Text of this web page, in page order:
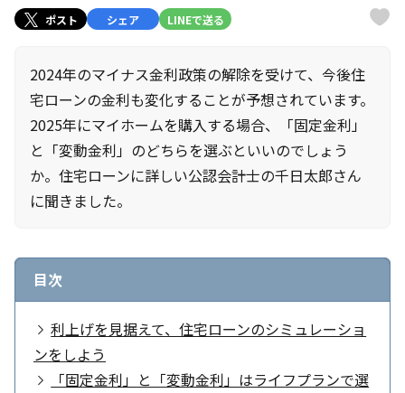
ポスト シェア LINEで送る
2024年のマイナス金利政策の解除を受けて、今後住
宅ローンの金利も変化することが予想されています。
2025年にマイホームを購入する場合、「固定金利」
と「変動金利」のどちらを選ぶといいのでしょう
か。住宅ローンに詳しい公認会計士の千日太郎さん
に聞きました。
目次
利上げを見据えて、住宅ローンのシミュレーショ
ンをしよう
「固定金利」と「変動金利」はライフプランで選